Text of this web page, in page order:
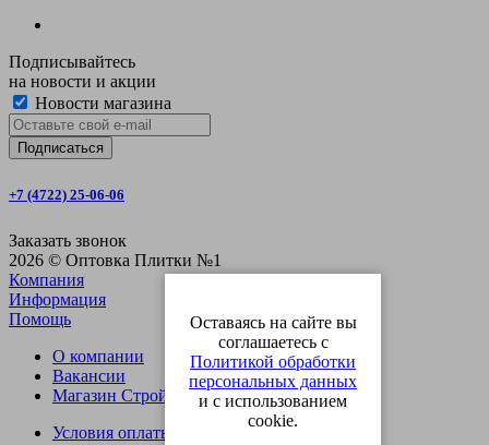
Подписывайтесь
на новости и акции
Новости магазина
+7 (4722) 25-06-06
Заказать звонок
2026 © Оптовка Плитки №1
Компания
Информация
Помощь
О компании
Вакансии
Магазин СтройОпт
Условия оплаты
Оставаясь на сайте вы
соглашаетесь с
Политикой обработки
персональных данных
и с использованием
cookie.